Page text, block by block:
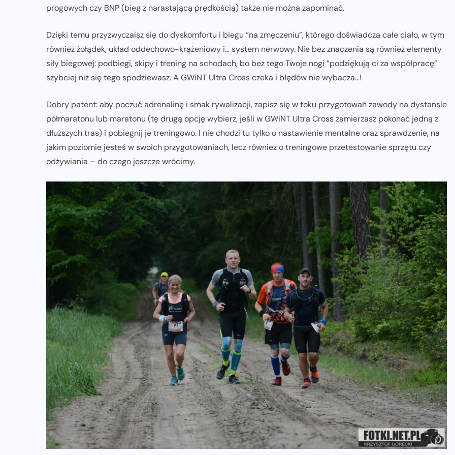
progowych czy BNP (bieg z narastającą prędkością) także nie można zapominać.
Dzięki temu przyzwyczaisz się do dyskomfortu i biegu “na zmęczeniu”, którego doświadcza całe ciało, w tym
również żołądek, układ oddechowo-krążeniowy i… system nerwowy. Nie bez znaczenia są również elementy
siły biegowej: podbiegi, skipy i trening na schodach, bo bez tego Twoje nogi “podziękują ci za współpracę”
szybciej niż się tego spodziewasz. A GWiNT Ultra Cross czeka i błędów nie wybacza…!
Dobry patent: aby poczuć adrenalinę i smak rywalizacji, zapisz się w toku przygotowań zawody na dystansie
półmaratonu lub maratonu (tę drugą opcję wybierz, jeśli w GWiNT Ultra Cross zamierzasz pokonać jedną z
dłuższych tras) i pobiegnij je treningowo. I nie chodzi tu tylko o nastawienie mentalne oraz sprawdzenie, na
jakim poziomie jesteś w swoich przygotowaniach, lecz również o treningowe przetestowanie sprzętu czy
odżywiania – do czego jeszcze wrócimy.
ZAPOWIEDZI IMPREZ
XV DAMAK Tarczyn Półmaraton już
13 września. Sportowe święto dla
całych rodzin